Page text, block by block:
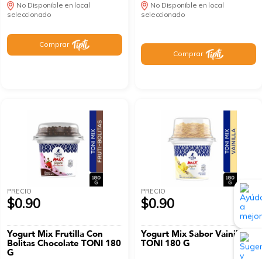
No Disponible en local
seleccionado
Comprar
No Disponible en local
seleccionado
Comprar
PRECIO
$0.90
Yogurt Mix Frutilla Con
Bolitas Chocolate TONI 180
G
PRECIO
$0.90
Yogurt Mix Sabor Vainilla
TONI 180 G